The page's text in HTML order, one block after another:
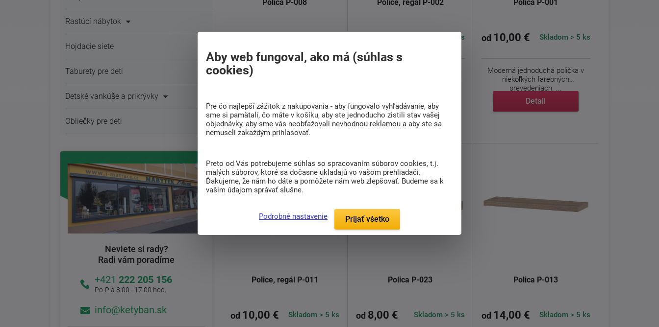
Rastúcí nábytok
Hojdacie siete
Taburety pre deti
Detské vankúše a prikrývky
Obliečky pre deti
Neviete si rady?
Radi vám poradíme
+421 222 205 156
Po-Pia 8:00 - 17:00 hod.
info@ketyban.sk
Polica P-008
Súprava moderných nástenných
Sada obsahuje 3ks ...
Detail
Police, regál P-002
Skladom > 5 ks
Detail
Polica P-001
od 10,00 € Skladom > 5 ks
Moderná jednoduchá polička v
niekoľkých farebných
prevedeniach. ...
Detail
Police, regál P-011
od 10,00 € Skladom > 5 ks
Polica P-023
od 8,00 € Skladom > 5 ks
Polica P-013
od 14,00 € Skladom > 5 ks
Aby web fungoval, ako má (súhlas s
cookies)
Pre čo najlepší zážitok z nakupovania - aby fungovalo vyhľadávanie, aby
sme si pamätali, čo máte v košíku, aby ste jednoducho zistili stav vašej
objednávky, aby sme vás neobťažovali nevhodnou reklamou a aby ste sa
nemuseli zakaždým prihlasovať.
Preto od Vás potrebujeme súhlas so spracovaním súborov cookies, t.j.
malých súborov, ktoré sa dočasne ukladajú vo vašom prehliadači.
Ďakujeme, že nám ho dáte a pomôžete nám web zlepšovať. Budeme sa k
vašim údajom správať slušne.
Podrobné nastavenie Prijať všetko